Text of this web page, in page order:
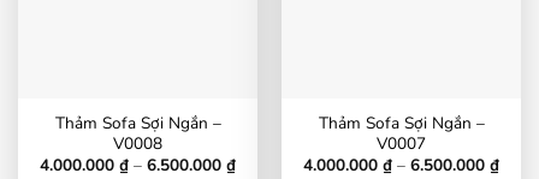
Thảm Sofa Sợi Ngắn –
V0008
4.000.000 ₫ – 6.500.000 ₫Khoảng
Thảm Sofa Sợi Ngắn –
V0007
4.000.000 ₫ – 6.500.000 ₫